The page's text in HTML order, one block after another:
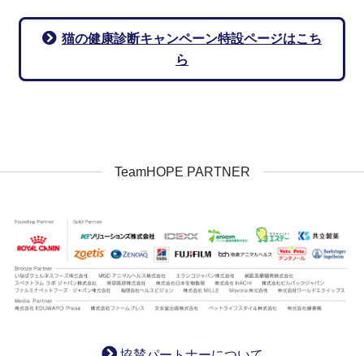
猫の健康診断キャンペーン特設ページはこち
ら
TeamHOPE PARTNER